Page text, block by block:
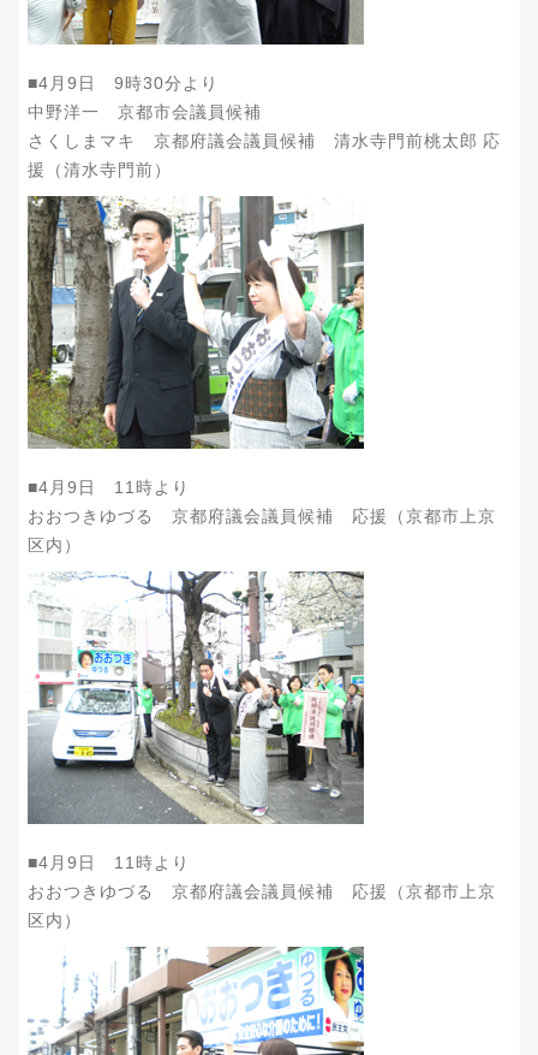
■4月9日 9時30分より
中野洋一 京都市会議員候補
さくしまマキ 京都府議会議員候補 清水寺門前桃太郎 応
援（清水寺門前）
■4月9日 11時より
おおつきゆづる 京都府議会議員候補 応援（京都市上京
区内）
■4月9日 11時より
おおつきゆづる 京都府議会議員候補 応援（京都市上京
区内）